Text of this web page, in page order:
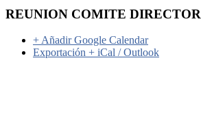
REUNION COMITE DIRECTOR
+ Añadir Google Calendar
Exportación + iCal / Outlook